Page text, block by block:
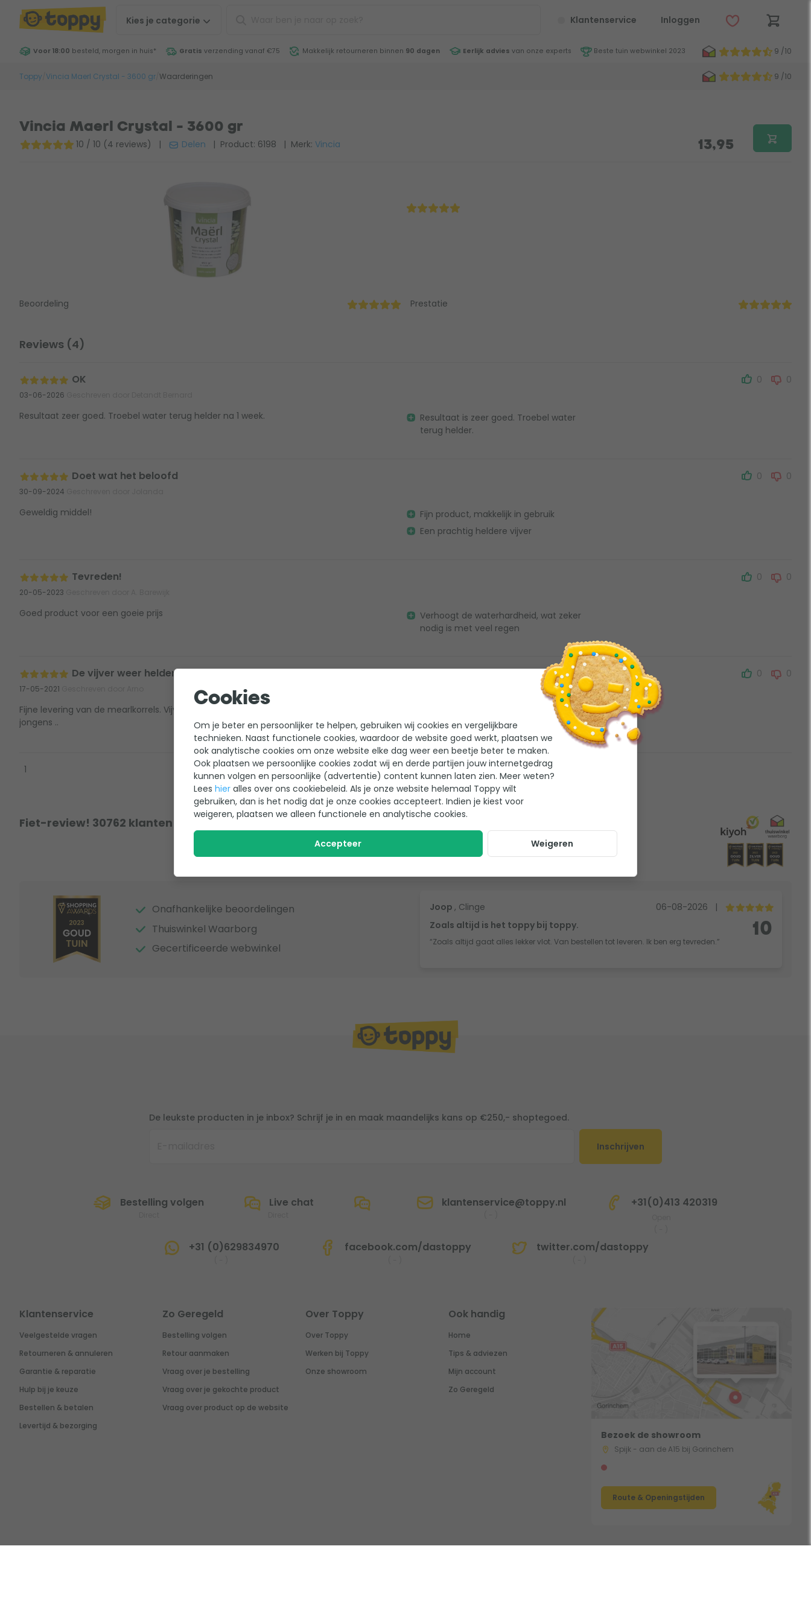
Kies je categorie Klantenservice Inloggen
Voor 18:00 besteld, morgen in huis* Gratis verzending vanaf €75 Makkelijk retourneren binnen 90 dagen Eerlijk advies van onze experts Beste tuin webwinkel 2023 9 /10
Toppy Vincia Maerl Crystal - 3600 gr Waarderingen 9 /10
Vincia Maerl Crystal - 3600 gr
10 / 10 (4 reviews) | Delen | Product: 6198 | Merk:Vincia 13,95
Beoordeling Prestatie
Reviews (4)
OK
03-06-2026
0 0
Resultaat zeer goed. Troebel water terug helder na 1 week.
Resultaat is zeer goed. Troebel water
terug helder.
Doet wat het beloofd
30-09-2024
0 0
Geweldig middel!
Fijn product, makkelijk in gebruik
Een prachtig heldere vijver
Tevreden!
20-05-2023
0 0
Goed product voor een goeie prijs
Verhoogt de waterhardheid, wat zeker
nodig is met veel regen
De vijver weer helder en klaar
17-05-2021
0 0
Fijne levering van de mearlkorrels. Vijver weer mooi helder...trots op Toppy .TOP
jongens ..
Zeer goed product en op tijd geleverd
zoals op de site staat
1
Fiet-review! 30762 klanten hebben al een review achter gelaten!
Onafhankelijke beoordelingen
Thuiswinkel Waarborg
Gecertificeerde webwinkel
Joop , Clinge 06-08-2026
|
Zoals altijd is het toppy bij toppy.
“Zoals altijd gaat alles lekker vlot. Van bestellen tot leveren. Ik ben erg tevreden.”
10
De leukste producten in je inbox? Schrijf je in en maak maandelijks kans op €250,- shoptegoed.
Inschrijven
Bestelling volgen Live chat klantenservice@toppy.nl +31(0)413 420319
+31 (0)629834970 facebook.com/dastoppy twitter.com/dastoppy
Klantenservice
Veelgestelde vragen
Retourneren & annuleren
Garantie & reparatie
Hulp bij je keuze
Bestellen & betalen
Levertijd & bezorging
Zo Geregeld
Bestelling volgen
Retour aanmaken
Vraag over je bestelling
Vraag over je gekochte product
Vraag over product op de website
Over Toppy
Over Toppy
Werken bij Toppy
Onze showroom
Ook handig
Home
Tips & adviezen
Mijn account
Zo Geregeld
Bezoek de showroom
Spijk - aan de A15 bij Gorinchem
Route & Openingstijden
Cookies
Om je beter en persoonlijker te helpen, gebruiken wij cookies en vergelijkbare
technieken. Naast functionele cookies, waardoor de website goed werkt, plaatsen we
ook analytische cookies om onze website elke dag weer een beetje beter te maken.
Ook plaatsen we persoonlijke cookies zodat wij en derde partijen jouw internetgedrag
kunnen volgen en persoonlijke (advertentie) content kunnen laten zien. Meer weten?
Lees hier alles over ons cookiebeleid. Als je onze website helemaal Toppy wilt
gebruiken, dan is het nodig dat je onze cookies accepteert. Indien je kiest voor
weigeren, plaatsen we alleen functionele en analytische cookies.
Accepteer Weigeren